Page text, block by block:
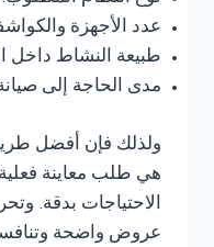
عدد الأجهزة
طبيعة النشاط داخل
مدى الحاجة إلى
ولذلك فإن أفضل
هي طلب معاينة
الاحتياجات بدقة.
عروض واضحة